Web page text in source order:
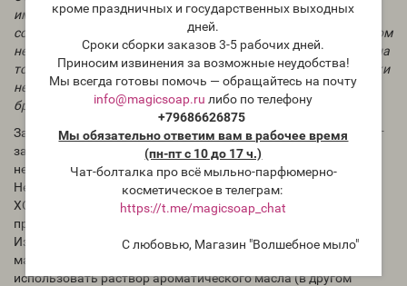
кроме праздничных и государственных выходных
дней.
Сроки сборки заказов 3-5 рабочих дней.
Приносим извинения за возможные неудобства!
Мы всегда готовы помочь — обращайтесь на почту
info@magicsoap.ru либо по телефону
+79686626875
Мы обязательно ответим вам в рабочее время
(пн-пт с 10 до 17 ч.)
Чат-болталка про всё мыльно-парфюмерно-
косметическое в телеграм:
https://t.me/magicsoap_chat
С любовью, Магазин "Волшебное мыло"
имитированных ароматов являются собственностью их
соответствующих владельцев. Эти держатели никоим образом
не связаны с Magicsoap.ru. Magicsoap.ru использует эти имена
только в описательных целях. Эти названия и товарные знаки
не следует путать с оригинальным ароматом, продуктом или
брендом.
Запах ароматического масла в бутылке может отличаться от
запаха в приготовленном Вами продукте. Для проверки
необходимо проводить тесты.
Нет никаких сведений, как ведёт себя отдушка в мыле с нуля
ХОЛОДНЫМ способом. Всегда тестируйте отдушки перед
применением.
Избегать попадания концентрированного ароматического
масла на кожу, для теста на реакцию кожи необходимо
использовать раствор ароматического масла (в другом